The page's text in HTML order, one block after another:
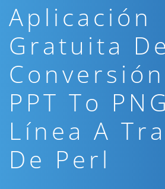
Aplicación
Gratuita De
PPT To
Línea A
De Perl